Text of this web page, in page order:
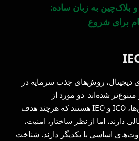
و بلاک‌چین به زبان ساده:
برای شروع
دیجیتال، روش‌های جذب سرمایه در
شده‌اند. دو مورد از
پرکاربردترین این روش‌ها، ICO و IEO هستند که هرچند هدف
دارند، اما از نظر ساختار، امنیت،
اساسی با یکدیگر دارند. شناخت